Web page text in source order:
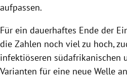
aufpassen.
Für ein dauerhaftes Ende der
die Zahlen noch viel zu hoch,
infektiöseren südafrikanischen
Varianten für eine neue Welle